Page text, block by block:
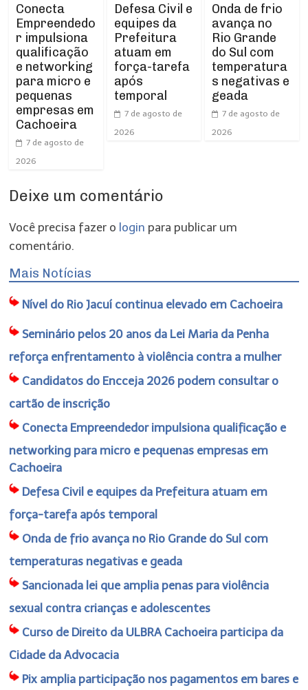
Conecta
Empreendedo
r impulsiona
qualificação
e networking
para micro e
pequenas
empresas em
Cachoeira
7 de agosto de
2026
Defesa Civil e
equipes da
Prefeitura
atuam em
força-tarefa
após
temporal
7 de agosto de
2026
Onda de frio
avança no
Rio Grande
do Sul com
temperatura
s negativas e
geada
7 de agosto de
2026
Deixe um comentário
Você precisa fazer o login para publicar um
comentário.
Mais Notícias
Nível do Rio Jacuí continua elevado em Cachoeira
Seminário pelos 20 anos da Lei Maria da Penha
reforça enfrentamento à violência contra a mulher
Candidatos do Encceja 2026 podem consultar o
cartão de inscrição
Conecta Empreendedor impulsiona qualificação e
networking para micro e pequenas empresas em
Cachoeira
Defesa Civil e equipes da Prefeitura atuam em
força-tarefa após temporal
Onda de frio avança no Rio Grande do Sul com
temperaturas negativas e geada
Sancionada lei que amplia penas para violência
sexual contra crianças e adolescentes
Curso de Direito da ULBRA Cachoeira participa da
Cidade da Advocacia
Pix amplia participação nos pagamentos em bares e